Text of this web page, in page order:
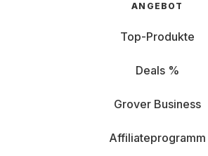
ANGEBOT
Top-Produkte
Deals %
Grover Business
Affiliateprogramm